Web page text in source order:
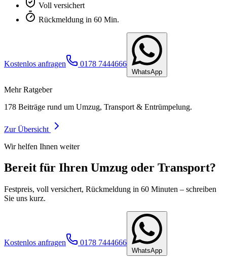
Voll versichert
Rückmeldung in 60 Min.
Kostenlos anfragen 0178 7444666
WhatsApp
Mehr Ratgeber
178 Beiträge rund um Umzug, Transport & Entrümpelung.
Zur Übersicht
Wir helfen Ihnen weiter
Bereit für Ihren Umzug oder Transport?
Festpreis, voll versichert, Rückmeldung in 60 Minuten – schreiben
Sie uns kurz.
Kostenlos anfragen 0178 7444666
WhatsApp